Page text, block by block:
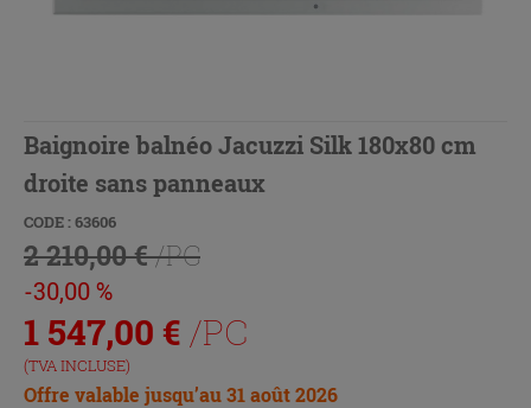
Baignoire balnéo Jacuzzi Silk 180x80 cm
droite sans panneaux
CODE : 63606
2 210,00 €/PC
-30,00 %
1 547,00 € /PC
(TVA INCLUSE)
Offre valable jusqu’au 31 août 2026